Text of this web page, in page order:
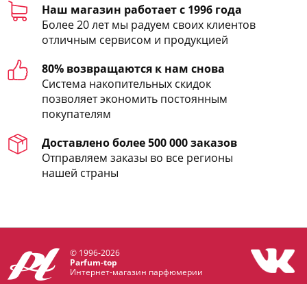
Наш магазин работает с 1996 года
Более 20 лет мы радуем своих клиентов
отличным сервисом и продукцией
80% возвращаются к нам снова
Система накопительных скидок
позволяет экономить постоянным
покупателям
Доставлено более 500 000 заказов
Отправляем заказы во все регионы
нашей страны
© 1996-2026
Parfum-top
Интернет-магазин парфюмерии